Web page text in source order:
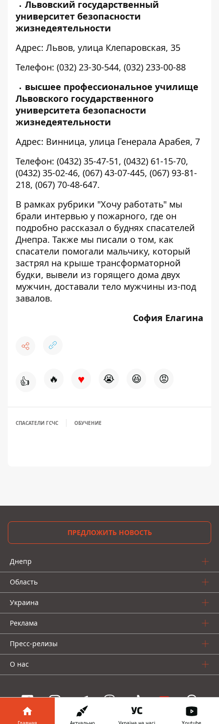
Львовский государственный
университет безопасности
жизнедеятельности
Адрес: Львов, улица Клепаровская, 35
Телефон: (032) 23-30-544, (032) 233-00-88
высшее профессиональное училище
Львовского государственного
университета безопасности
жизнедеятельности
Адрес: Винница, улица Генерала Арабея, 7
Телефон: (0432) 35-47-51, (0432) 61-15-70,
(0432) 35-02-46, (067) 43-07-445, (067) 93-81-
218, (067) 70-48-647.
В рамках рубрики "Хочу работать" мы
брали интервью у пожарного, где он
подробно рассказал о буднях спасателей
Днепра. Также мы писали о том, как
спасатели помогали мальчику, который
застрял на крыше трансформаторной
будки, вывели из горящего дома двух
мужчин, доставали тело мужчины из-под
завалов.
София Елагина
👍 🔥 ♥ 😭 😆 😡
СПАСАТЕЛИ ГСЧС ОБУЧЕНИЕ
ПРЕДЛОЖИТЬ НОВОСТЬ
Днепр
Область
Украина
Реклама
Пресс-релизы
О нас